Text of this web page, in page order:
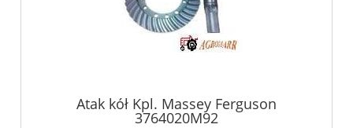
Atak kół Kpl. Massey Ferguson
3764020M92